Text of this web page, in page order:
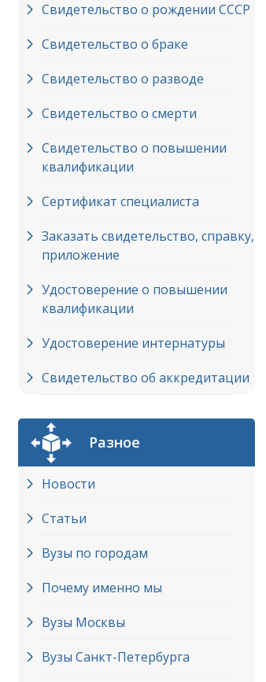
Свидетельство о рождении СССР
Свидетельство о браке
Свидетельство о разводе
Свидетельство о смерти
Свидетельство о повышении
квалификации
Сертификат специалиста
Заказать свидетельство, справку,
приложение
Удостоверение о повышении
квалификации
Удостоверение интернатуры
Свидетельство об аккредитации
Разное
Новости
Статьи
Вузы по городам
Почему именно мы
Вузы Москвы
Вузы Cанкт-Петербурга